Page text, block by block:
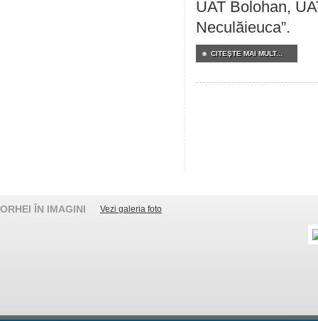
UAT Bolohan,
Neculăieuca”.
CITEŞTE MAI MULT...
ORHEI ÎN IMAGINI Vezi galeria foto